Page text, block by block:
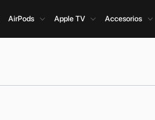
AirPods Apple TV Accesorios